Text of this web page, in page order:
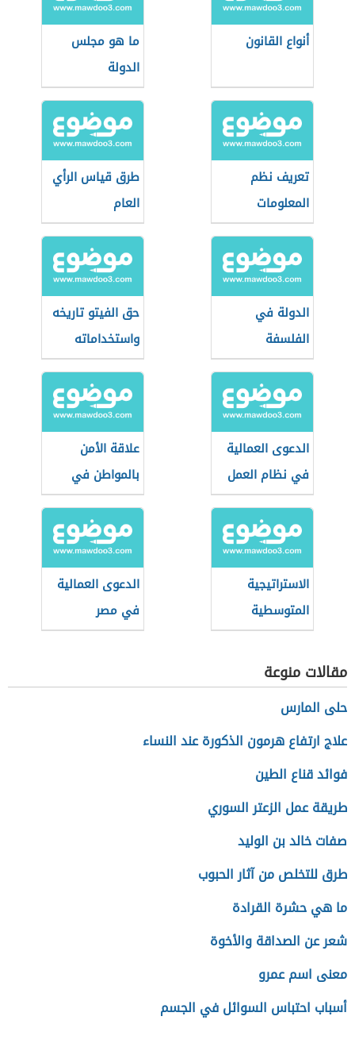
أنواع القانون
ما هو مجلس
الدولة
تعريف نظم
المعلومات
الجغرافية
طرق قياس الرأي
العام
الدولة في
الفلسفة
حق الفيتو تاريخه
واستخداماته
الدعوى العمالية
في نظام العمل
السعودي
علاقة الأمن
بالمواطن في
بعدها الاجتماعي
الاستراتيجية
المتوسطية
للتنمية
المستدامة
الدعوى العمالية
في مصر
مقالات منوعة
حلى المارس
علاج ارتفاع هرمون الذكورة عند النساء
فوائد قناع الطين
طريقة عمل الزعتر السوري
صفات خالد بن الوليد
طرق للتخلص من آثار الحبوب
ما هي حشرة القرادة
شعر عن الصداقة والأخوة
معنى اسم عمرو
أسباب احتباس السوائل في الجسم